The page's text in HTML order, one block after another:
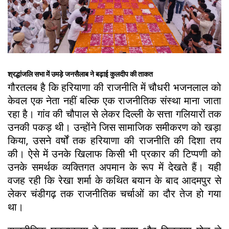
श्रद्धांजलि सभा में उमड़े जनसैलाब ने बढ़ाई कुलदीप की ताकत
गौरतलब है कि हरियाणा की राजनीति में चौधरी भजनलाल को
केवल एक नेता नहीं बल्कि एक राजनीतिक संस्था माना जाता
रहा है। गांव की चौपाल से लेकर दिल्ली के सत्ता गलियारों तक
उनकी पकड़ थी। उन्होंने जिस सामाजिक समीकरण को खड़ा
किया, उसने वर्षों तक हरियाणा की राजनीति की दिशा तय
की। ऐसे में उनके खिलाफ किसी भी प्रकार की टिप्पणी को
उनके समर्थक व्यक्तिगत अपमान के रूप में देखते हैं। यही
वजह रही कि रेखा शर्मा के कथित बयान के बाद आदमपुर से
लेकर चंडीगढ़ तक राजनीतिक चर्चाओं का दौर तेज हो गया
था।